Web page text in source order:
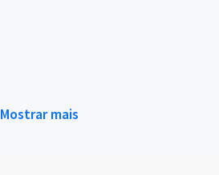
Mostrar mais